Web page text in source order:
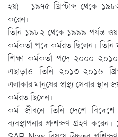
হয়) ১৯৭৫ খ্রিস্টাব্দ থেকে ১৯৮২
করেন।
তিনি ১৯৮২ থেকে ১৯৯৯ পর্যন্ত
কর্মকর্তা পদে কর্মরত ছিলেন।
শিক্ষা কর্মকর্তা পদে ২০০০-২০১০
এছাড়াও তিনি ২০১৩-২০১৬
এলাকার মানুষের স্বাস্থ্য সেবার
কর্মরত ছিলেন।
কর্ম জীবনে তিনি দেশে
ব্যবস্থাপনার প্রুশক্ষণ গ্রহণ করেন।